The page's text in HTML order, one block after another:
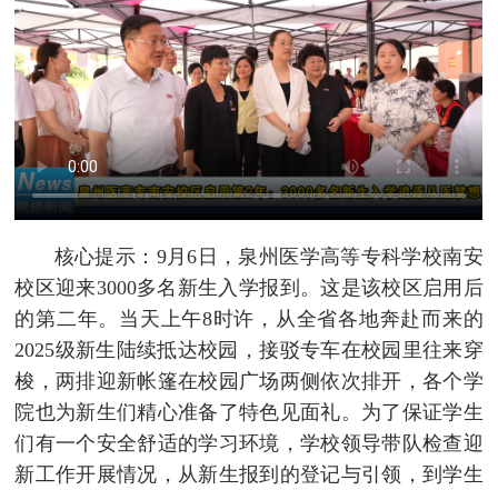
核心提示：9月6日，泉州医学高等专科学校南安
校区迎来3000多名新生入学报到。这是该校区启用后
的第二年。当天上午8时许，从全省各地奔赴而来的
2025级新生陆续抵达校园，接驳专车在校园里往来穿
梭，两排迎新帐篷在校园广场两侧依次排开，各个学
院也为新生们精心准备了特色见面礼。为了保证学生
们有一个安全舒适的学习环境，学校领导带队检查迎
新工作开展情况，从新生报到的登记与引领，到学生